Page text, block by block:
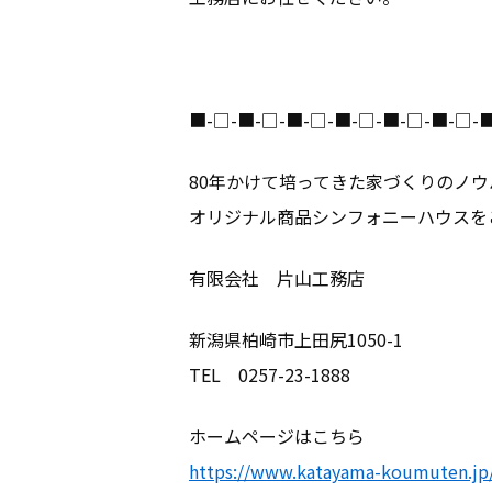
ブランドライ
お知らせ
不動産情報
施工事例
リフォーム
■-□-■-□-■-□-■-□-■-□-■-□-
80年かけて培ってきた家づくりのノウ
オリジナル商品シンフォニーハウス
有限会社 片山工務店
新潟県柏崎市上田尻1050-1
TEL 0257-23-1888
ホームページはこちら
https://www.katayama-